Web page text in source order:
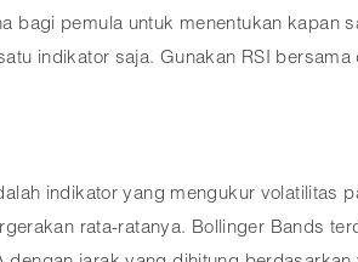
bagi pemula untuk menentukan kapan
indikator saja. Gunakan RSI
indikator yang mengukur volatilitas
rata-ratanya. Bollinger Bands